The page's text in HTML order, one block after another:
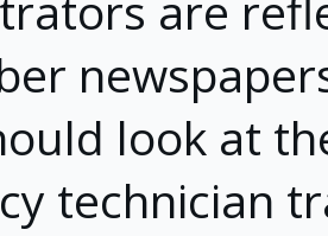
look at
technician